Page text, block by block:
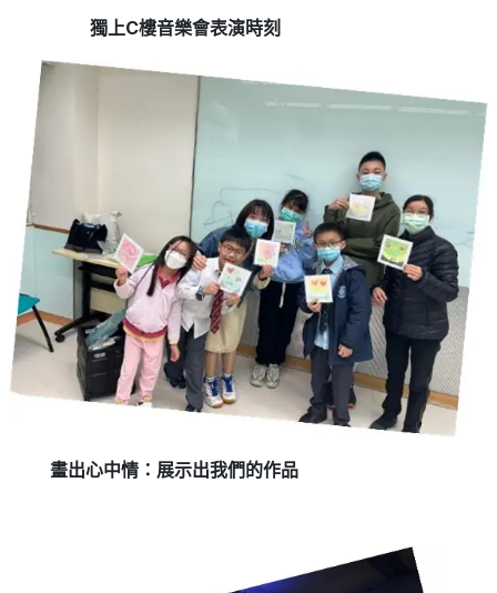
獨上C樓音樂會表演時刻
畫出心中情：展示出我們的作品